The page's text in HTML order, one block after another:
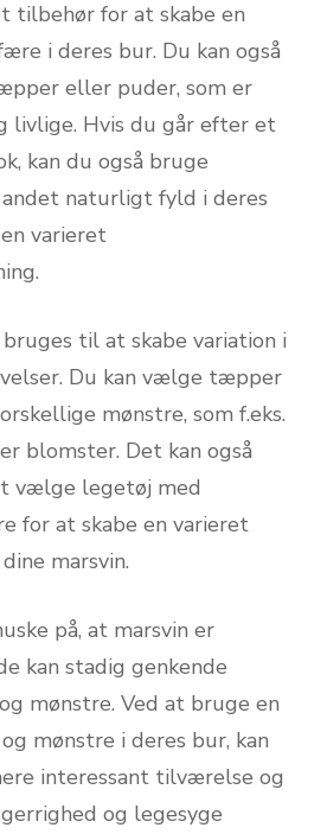
tilbehør for at skabe en
i deres bur. Du kan også
eller puder, som er
livlige. Hvis du går efter et
kan du også bruge
naturligt fyld i deres
varieret
til at skabe variation i
Du kan vælge tæpper
mønstre, som f.eks.
blomster. Det kan også
vælge legetøj med
for at skabe en varieret
marsvin.
på, at marsvin er
kan stadig genkende
mønstre. Ved at bruge en
mønstre i deres bur, kan
interessant tilværelse og
og legesyge